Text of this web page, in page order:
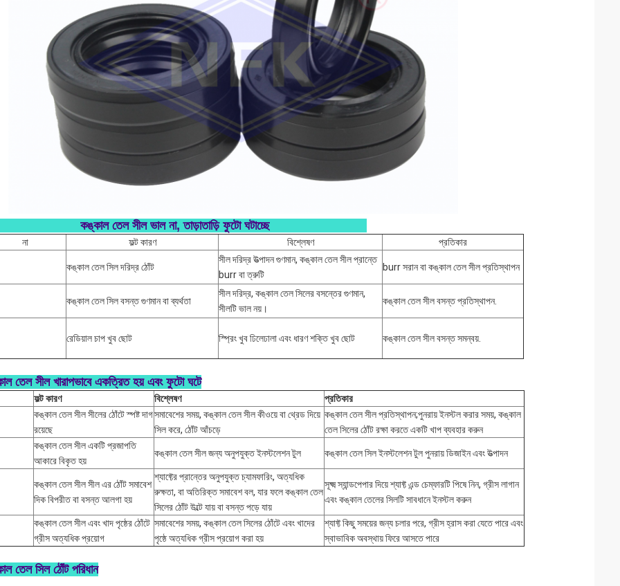
কঙ্কাল তেল সীল ভাল না, তাড়াতাড়ি ফুটো ঘটাচ্ছে
না ফল্ট কারণ বিশ্লেষণ প্রতিকার
কঙ্কাল তেল সিল দরিদ্র ঠোঁট
সীল দরিদ্র উত্পাদন গুণমান, কঙ্কাল তেল সীল প্রান্তে
burr বা ত্রুটি
burr সরান বা কঙ্কাল তেল সীল প্রতিস্থাপন
কঙ্কাল তেল সিল বসন্ত গুণমান বা ব্যর্থতা
সীল দরিদ্র, কঙ্কাল তেল সিলের বসন্তের গুণমান,
সীলটি ভাল নয়।
কঙ্কাল তেল সীল বসন্ত প্রতিস্থাপন.
রেডিয়াল চাপ খুব ছোট স্প্রিং খুব ঢিলেঢালা এবং ধারণ শক্তি খুব ছোট কঙ্কাল তেল সীল বসন্ত সমন্বয়.
তেল সীল খারাপভাবে একত্রিত হয় এবং ফুটো ঘটে
ফল্ট কারণ বিশ্লেষণ প্রতিকার
কঙ্কাল তেল সীল সীলের ঠোঁটে স্পষ্ট দাগ
রয়েছে
সমাবেশের সময়, কঙ্কাল তেল সীল কীওয়ে বা থ্রেড দিয়ে
সিল করে, ঠোঁট আঁচড়ে
কঙ্কাল তেল সীল প্রতিস্থাপন;পুনরায় ইনস্টল করার সময়, কঙ্কাল
তেল সিলের ঠোঁট রক্ষা করতে একটি খাপ ব্যবহার করুন
কঙ্কাল তেল সীল একটি প্রজাপতি
আকারে বিকৃত হয়
কঙ্কাল তেল সীল জন্য অনুপযুক্ত ইনস্টলেশন টুল কঙ্কাল তেল সিল ইনস্টলেশন টুল পুনরায় ডিজাইন এবং উত্পাদন
কঙ্কাল তেল সীল সীল এর ঠোঁট সমাবেশ
দিক বিপরীত বা বসন্ত আলগা হয়
শ্যাফ্টের প্রান্তের অনুপযুক্ত চ্যামফারিং, অত্যধিক
রুক্ষতা, বা অতিরিক্ত সমাবেশ বল, যার ফলে কঙ্কাল তেল
সিলের ঠোঁট উল্টে যায় বা বসন্ত পড়ে যায়
সূক্ষ্ম স্যান্ডপেপার দিয়ে শ্যাফ্ট এন্ড চেম্ফারটি পিষে নিন, গ্রীস লাগান
এবং কঙ্কাল তেলের সিলটি সাবধানে ইনস্টল করুন
কঙ্কাল তেল সীল এবং খাদ পৃষ্ঠের ঠোঁটে
গ্রীস অত্যধিক প্রয়োগ
সমাবেশের সময়, কঙ্কাল তেল সিলের ঠোঁটে এবং খাদের
পৃষ্ঠে অত্যধিক গ্রীস প্রয়োগ করা হয়
শ্যাফ্ট কিছু সময়ের জন্য চলার পরে, গ্রীস হ্রাস করা যেতে পারে এবং
স্বাভাবিক অবস্থায় ফিরে আসতে পারে
তেল সিল ঠোঁট পরিধান